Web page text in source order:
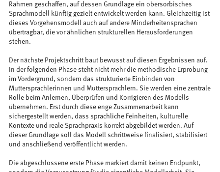
Rahmen geschaffen, auf dessen Grundlage ein obersorbisches
Sprachmodell künftig gezielt entwickelt werden kann. Gleichzeitig ist
dieses Vorgehensmodell auch auf andere Minderheitensprachen
übertragbar, die vor ähnlichen strukturellen Herausforderungen
stehen.
Der nächste Projektschritt baut bewusst auf diesen Ergebnissen auf.
In der folgenden Phase steht nicht mehr die methodische Erprobung
im Vordergrund, sondern das strukturierte Einbinden von
Muttersprachlerinnen und Muttersprachlern. Sie werden eine zentrale
Rolle beim Anlernen, Überprüfen und Korrigieren des Modells
übernehmen. Erst durch diese enge Zusammenarbeit kann
sichergestellt werden, dass sprachliche Feinheiten, kulturelle
Kontexte und reale Sprachpraxis korrekt abgebildet werden. Auf
dieser Grundlage soll das Modell schrittweise finalisiert, stabilisiert
und anschließend veröffentlicht werden.
Die abgeschlossene erste Phase markiert damit keinen Endpunkt,